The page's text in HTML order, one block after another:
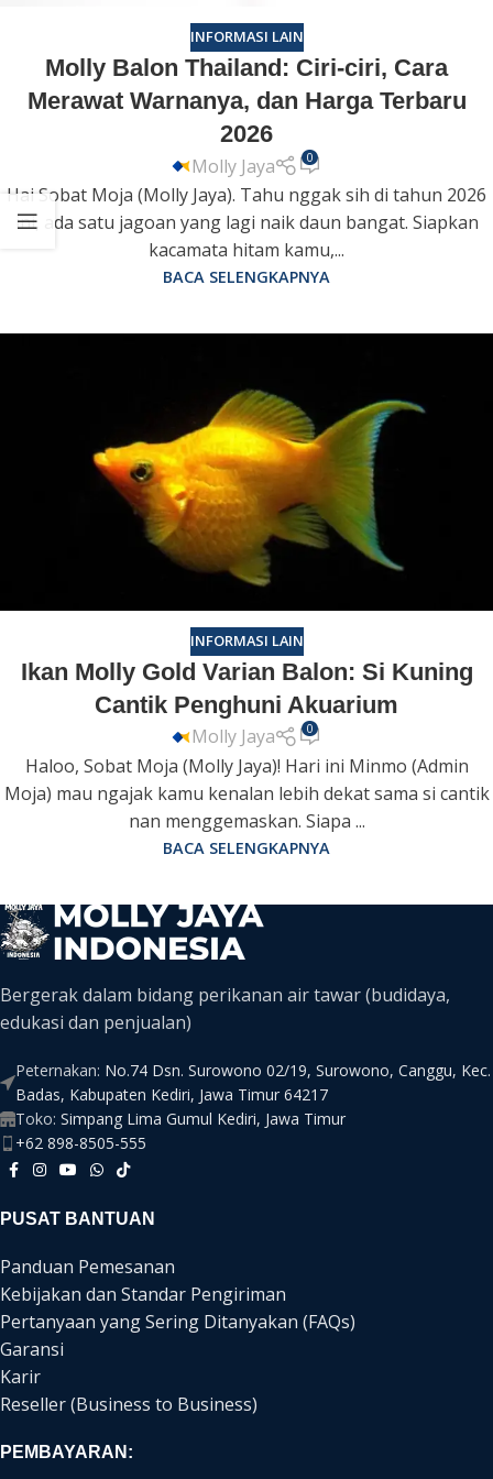
INFORMASI LAIN
Molly Balon Thailand: Ciri-ciri, Cara
Merawat Warnanya, dan Harga Terbaru
2026
Molly Jaya 0
Hai Sobat Moja (Molly Jaya). Tahu nggak sih di tahun 2026
ini, ada satu jagoan yang lagi naik daun bangat. Siapkan
kacamata hitam kamu,...
BACA SELENGKAPNYA
INFORMASI LAIN
Ikan Molly Gold Varian Balon: Si Kuning
Cantik Penghuni Akuarium
Molly Jaya 0
Haloo, Sobat Moja (Molly Jaya)! Hari ini Minmo (Admin
Moja) mau ngajak kamu kenalan lebih dekat sama si cantik
nan menggemaskan. Siapa ...
BACA SELENGKAPNYA
Bergerak dalam bidang perikanan air tawar (budidaya,
edukasi dan penjualan)
Peternakan: No.74 Dsn. Surowono 02/19, Surowono, Canggu, Kec.
Badas, Kabupaten Kediri, Jawa Timur 64217
Toko: Simpang Lima Gumul Kediri, Jawa Timur
+62 898-8505-555
PUSAT BANTUAN
Panduan Pemesanan
Kebijakan dan Standar Pengiriman
Pertanyaan yang Sering Ditanyakan (FAQs)
Garansi
Karir
Reseller (Business to Business)
PEMBAYARAN: